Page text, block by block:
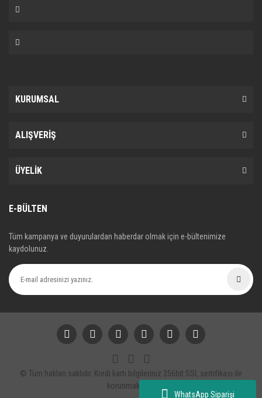
WhatsApp Siparişi
KURUMSAL
ALIŞVERİŞ
ÜYELİK
E-BÜLTEN
Tüm kampanya ve duyurulardan haberdar olmak için e-bültenimize
kaydolunuz.
© Tüm hakları saklıdır. Kredi kartı bilgileriniz 256bit SSL sertifikası ile
korunmaktadır.